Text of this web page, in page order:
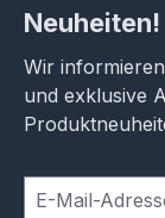
Neuheiten!
Wir
und exklusive